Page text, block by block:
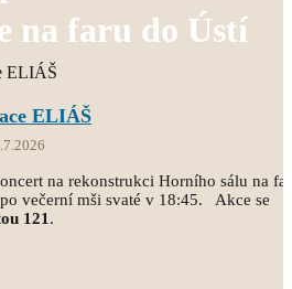
na faru do Ústí
ELIÁŠ
na rekonstrukci Horního sálu na
po večerní mši svaté v 18:45. Akce se
121 .